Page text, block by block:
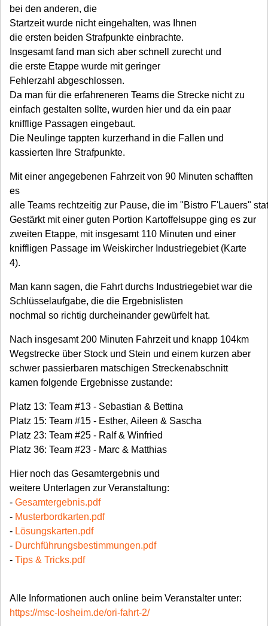
bei den anderen, die
Startzeit wurde nicht eingehalten, was Ihnen
die ersten beiden Strafpunkte einbrachte.
Insgesamt fand man sich aber schnell zurecht und
die erste Etappe wurde mit geringer
Fehlerzahl abgeschlossen.
Da man für die erfahreneren Teams die Strecke nicht zu
einfach gestalten sollte, wurden hier und da ein paar
knifflige Passagen eingebaut.
Die Neulinge tappten kurzerhand in die Fallen und
kassierten Ihre Strafpunkte.
Mit einer angegebenen Fahrzeit von 90 Minuten schafften
es
alle Teams rechtzeitig zur Pause, die im "Bistro F'Lauers"
Gestärkt mit einer guten Portion Kartoffelsuppe ging es zur
zweiten Etappe, mit insgesamt 110 Minuten und einer
kniffligen Passage im Weiskircher Industriegebiet (Karte
4).
Man kann sagen, die Fahrt durchs Industriegebiet war die
Schlüsselaufgabe, die die Ergebnislisten
nochmal so richtig durcheinander gewürfelt hat.
Nach insgesamt 200 Minuten Fahrzeit und knapp 104km
Wegstrecke über Stock und Stein und einem kurzen aber
schwer passierbaren matschigen Streckenabschnitt
kamen folgende Ergebnisse zustande:
Platz 13: Team #13 - Sebastian & Bettina
Platz 15: Team #15 - Esther, Aileen & Sascha
Platz 23: Team #25 - Ralf & Winfried
Platz 36: Team #23 - Marc & Matthias
Hier noch das Gesamtergebnis und
weitere Unterlagen zur Veranstaltung:
- Gesamtergebnis.pdf
- Musterbordkarten.pdf
- Lösungskarten.pdf
- Durchführungsbestimmungen.pdf
- Tips & Tricks.pdf
Alle Informationen auch online beim Veranstalter unter:
https://msc-losheim.de/ori-fahrt-2/